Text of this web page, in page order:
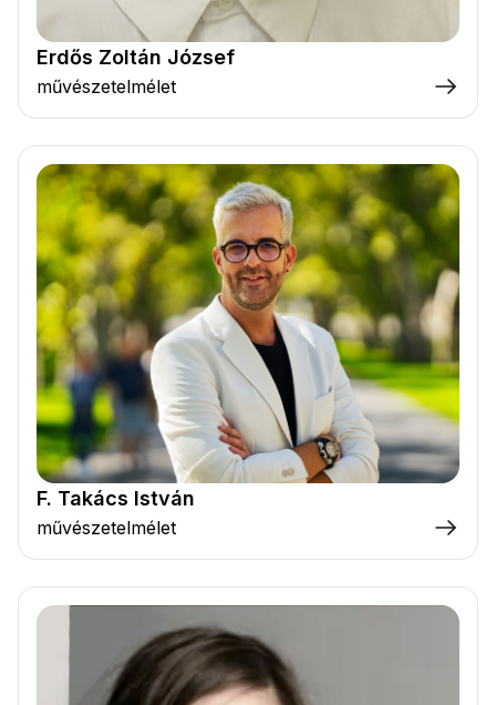
Erdős Zoltán József
művészetelmélet
F. Takács István
művészetelmélet